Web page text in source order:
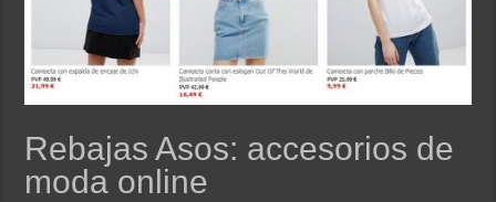
Rebajas Asos: accesorios de
moda online